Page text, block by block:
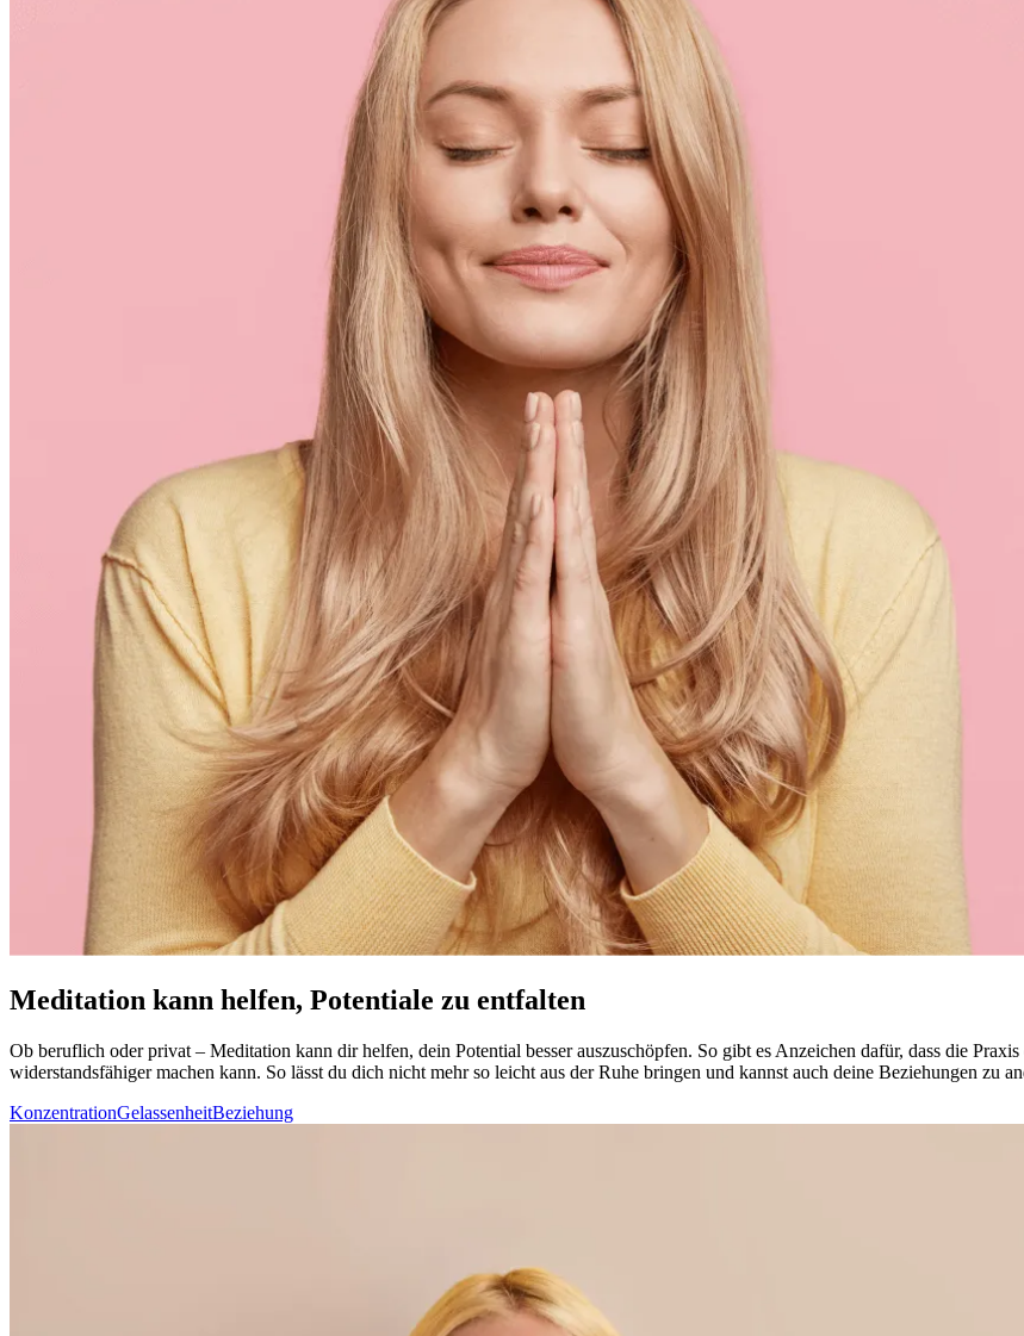
Meditation kann helfen, Potentiale zu entfalten
Ob beruf­lich oder privat – Medi­ta­tion kann dir helfen, dein Potential besser auszuschöpfen. So gibt es Anzeichen dafür, dass die
widerstandsfähiger machen kann. So lässt du dich nicht mehr so leicht aus der Ruhe brin­gen und kannst auch deine Beziehungen zu
KonzentrationGelassenheitBeziehung